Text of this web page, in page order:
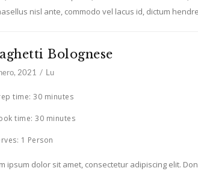
nisl ante, commodo vel lacus id, dictum
Bolognese
2021 Lu
time: 30 minutes
time: 30 minutes
1 Person
ipsum dolor sit amet, consectetur adipiscing elit.